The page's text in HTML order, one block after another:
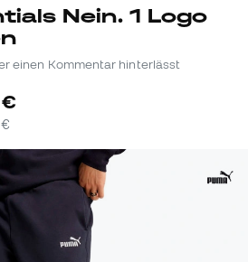
einen Kommentar hinterlässt
€